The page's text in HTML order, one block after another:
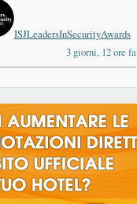
ISJLeadersInSecurityAwards
3 giorni, 12 ore fa